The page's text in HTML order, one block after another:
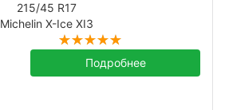
215/45 R17
Michelin X-Ice XI3
Подробнее